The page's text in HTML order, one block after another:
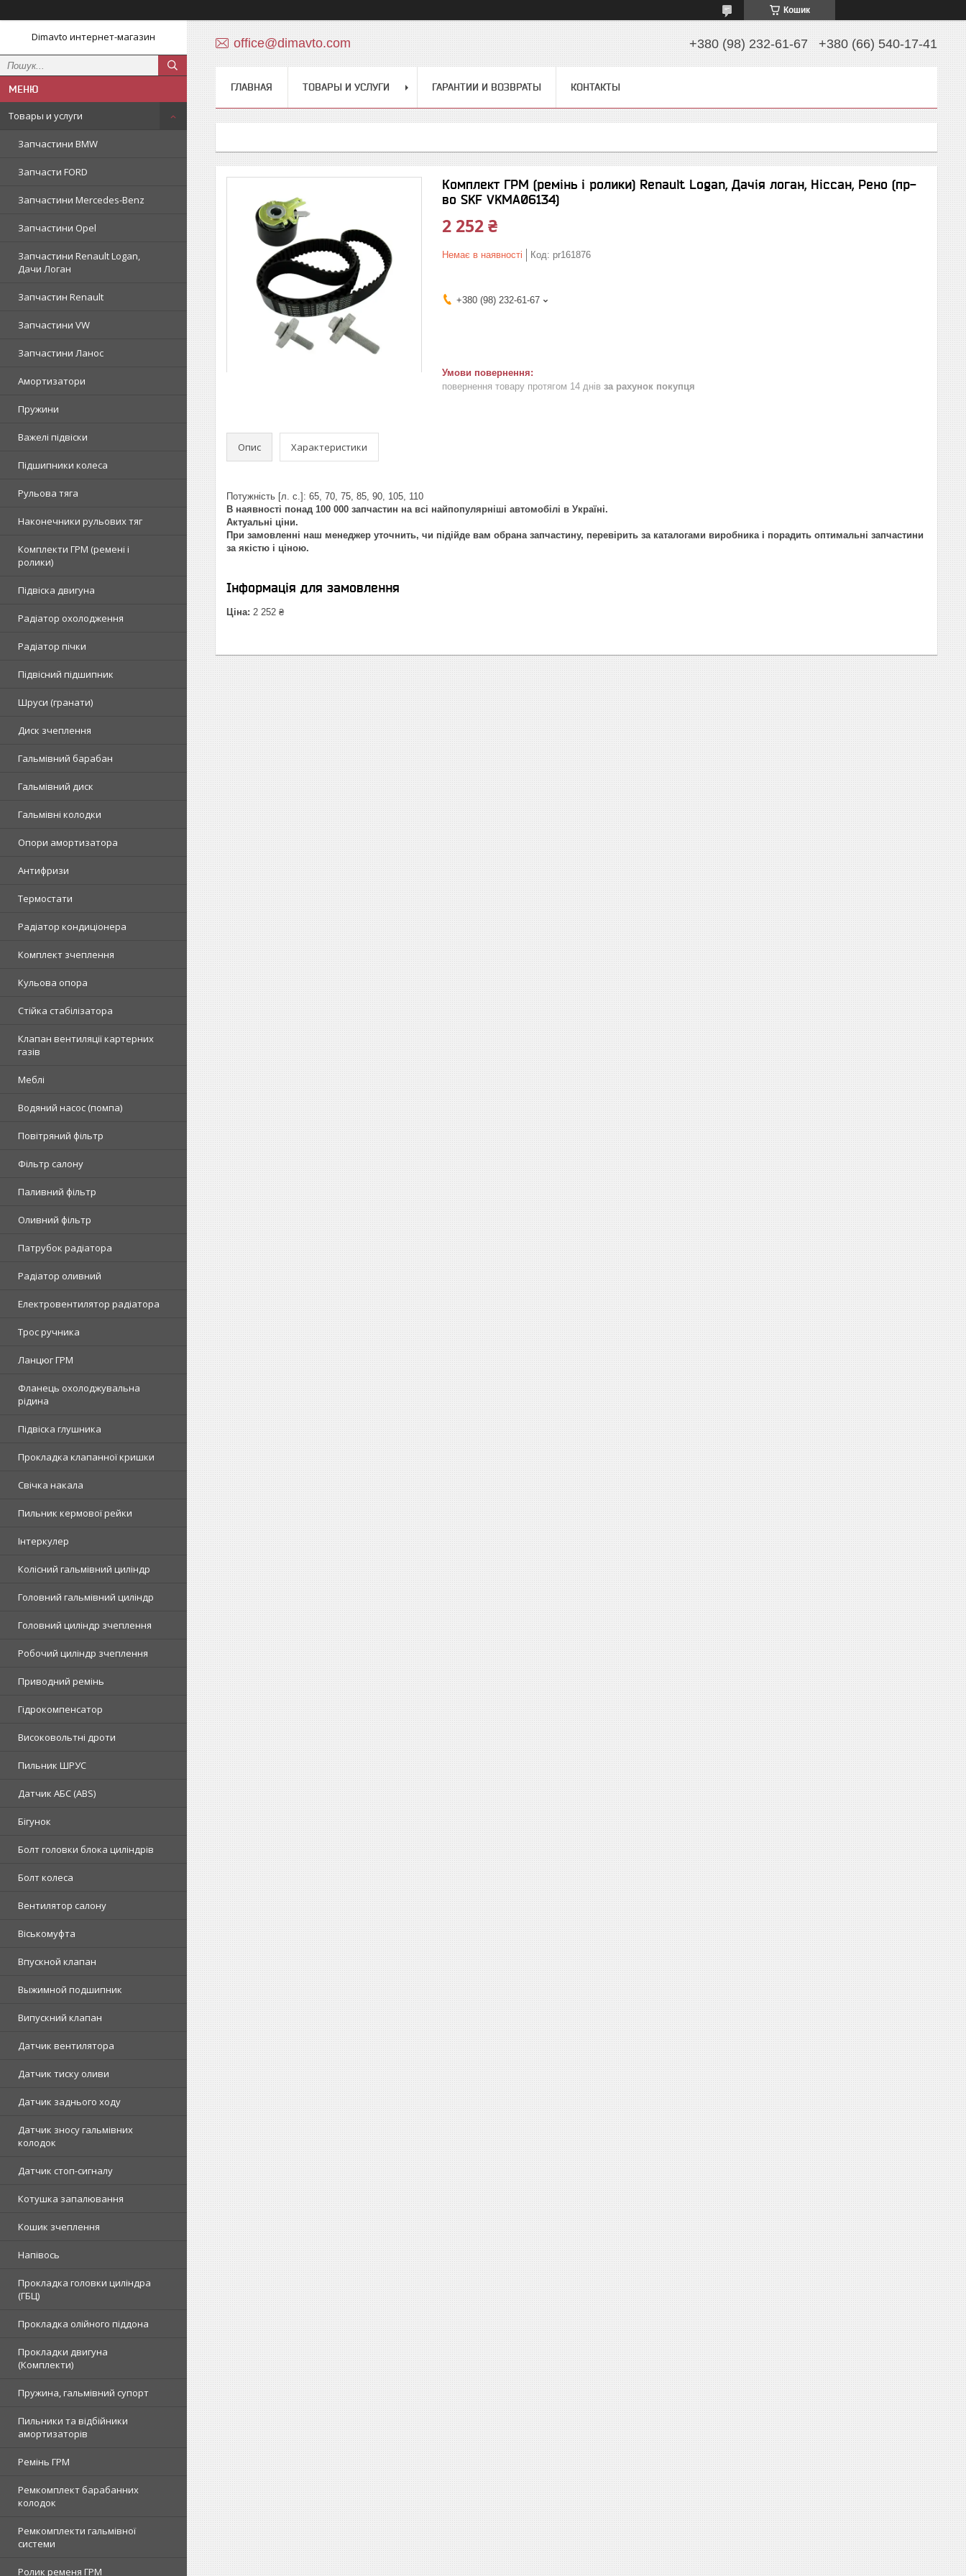
Кошик
Dimavto интернет-магазин
Товары и услуги
Запчастини BMW
Запчасти FORD
Запчастини Mercedes-Benz
Запчастини Opel
Запчастини Renault Logan,
Дачи Логан
Запчастин Renault
Запчастини VW
Запчастини Ланос
Амортизатори
Пружини
Важелі підвіски
Підшипники колеса
Рульова тяга
Наконечники рульових тяг
Комплекти ГРМ (ремені і
ролики)
Підвіска двигуна
Радіатор охолодження
Радіатор пічки
Підвісний підшипник
Шруси (гранати)
Диск зчеплення
Гальмівний барабан
Гальмівний диск
Гальмівні колодки
Опори амортизатора
Антифризи
Термостати
Радіатор кондиціонера
Комплект зчеплення
Кульова опора
Стійка стабілізатора
Клапан вентиляції картерних
газів
Меблі
Водяний насос (помпа)
Повітряний фільтр
Фільтр салону
Паливний фільтр
Оливний фільтр
Патрубок радіатора
Радіатор оливний
Електровентилятор радіатора
Трос ручника
Ланцюг ГРМ
Фланець охолоджувальна
рідина
Підвіска глушника
Прокладка клапанної кришки
Свічка накала
Пильник кермової рейки
Інтеркулер
Колісний гальмівний циліндр
Головний гальмівний циліндр
Головний циліндр зчеплення
Робочий циліндр зчеплення
Приводний ремінь
Гідрокомпенсатор
Високовольтні дроти
Пильник ШРУС
Датчик АБС (ABS)
Бігунок
Болт головки блока циліндрів
Болт колеса
Вентилятор салону
Віськомуфта
Впускной клапан
Выжимной подшипник
Випускний клапан
Датчик вентилятора
Датчик тиску оливи
Датчик заднього ходу
Датчик зносу гальмівних
колодок
Датчик стоп-сигналу
Котушка запалювання
Кошик зчеплення
Напівось
Прокладка головки циліндра
(ГБЦ)
Прокладка олійного піддона
Прокладки двигуна
(Комплекти)
Пружина, гальмівний супорт
Пильники та відбійники
амортизаторів
Ремінь ГРМ
Ремкомплект барабанних
колодок
Ремкомплекти гальмівної
системи
Ролик ременя ГРМ
office@dimavto.com +380 (98) 232-61-67 +380 (66) 540-17-41
ГЛАВНАЯ ТОВАРЫ И УСЛУГИ ГАРАНТИИ И ВОЗВРАТЫ КОНТАКТЫ
Комплект ГРМ (ремінь і ролики) Renault Logan, Дачія логан, Ніссан, Рено (пр-
во SKF VKMA06134)
2 252 ₴
Немає в наявності Код: pr161876
+380 (98) 232-61-67
повернення товару протягом 14 днів за рахунок покупця
Опис Характеристики
Потужність [л. с.]: 65, 70, 75, 85, 90, 105, 110
В наявності понад 100 000 запчастин на всі найпопулярніші автомобілі в Україні.
Актуальні ціни.
При замовленні наш менеджер уточнить, чи підійде вам обрана запчастину, перевірить за каталогами виробника і порадить оптимальні запчастини
за якістю і ціною.
Інформація для замовлення
Ціна: 2 252 ₴